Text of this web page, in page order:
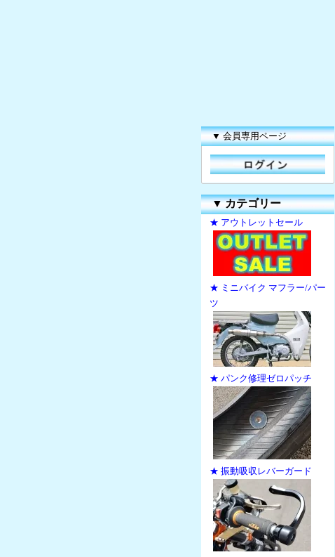
▼ 会員専用ページ
▼カテゴリー
★ アウトレットセール
★ ミニバイク マフラー/パー
ツ
★ パンク修理ゼロパッチ
★ 振動吸収レバーガード